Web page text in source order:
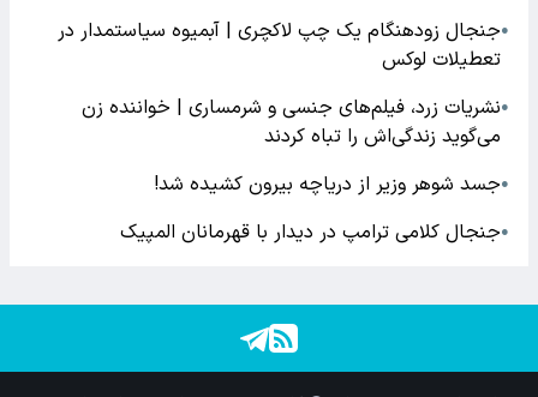
●جنجال زودهنگام یک چپ لاکچری | آبمیوه سیاستمدار در
تعطیلات لوکس
●نشریات زرد، فیلم‌های جنسی و شرمساری | خواننده زن
می‌گوید زندگی‌اش را تباه کردند
●جسد شوهر وزیر از دریاچه بیرون کشیده شد!
●جنجال کلامی ترامپ در دیدار با قهرمانان المپیک